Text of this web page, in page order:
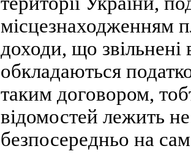
місцезнаходженням
доходи, що звільнені
обкладаються
таким договором,
відомостей лежить
безпосередньо на